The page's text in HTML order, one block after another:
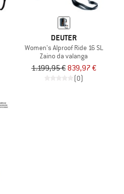
DEUTER
Women's Alproof Ride 16 SL
Zaino da valanga
1.199,95 € 839,97 €
(0)